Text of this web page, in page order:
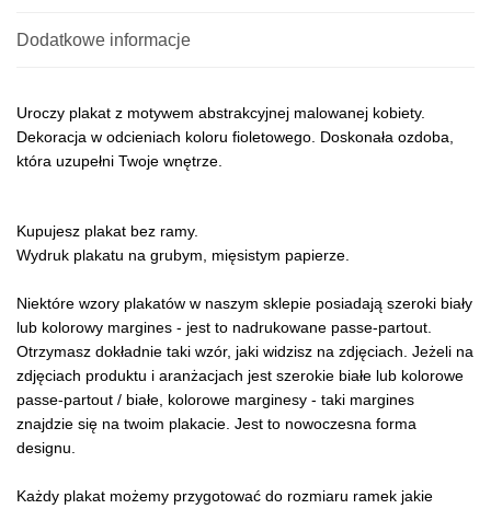
Dodatkowe informacje
Uroczy plakat z motywem abstrakcyjnej malowanej kobiety.
Dekoracja w odcieniach koloru fioletowego. Doskonała ozdoba,
która uzupełni Twoje wnętrze.
Kupujesz plakat bez ramy.
Wydruk plakatu na grubym, mięsistym papierze.
Niektóre wzory plakatów w naszym sklepie posiadają szeroki biały
lub kolorowy margines - jest to nadrukowane passe-partout.
Otrzymasz dokładnie taki wzór, jaki widzisz na zdjęciach. Jeżeli na
zdjęciach produktu i aranżacjach jest szerokie białe lub kolorowe
passe-partout / białe, kolorowe marginesy - taki margines
znajdzie się na twoim plakacie. Jest to nowoczesna forma
designu.
Każdy plakat możemy przygotować do rozmiaru ramek jakie